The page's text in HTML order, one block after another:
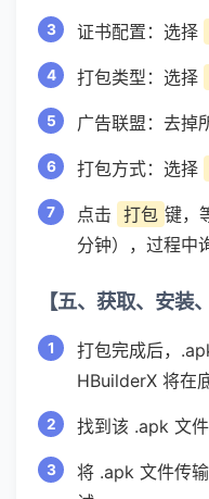
证书配置：选择
打包类型：选择
广告联盟：去掉
打包方式：选择
点击 打包 键，
分钟），过程中
【五、获取、安装
打包完成后，
HBuilderX 将在
找到该 .apk 文
将 .apk 文件传